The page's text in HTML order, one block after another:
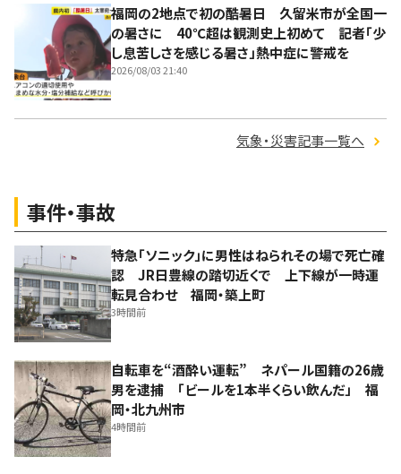
福岡の2地点で初の酷暑日 久留米市が全国一
の暑さに 40℃超は観測史上初めて 記者「少
し息苦しさを感じる暑さ」熱中症に警戒を
2026/08/03 21:40
気象・災害記事一覧へ
事件・事故
特急「ソニック」に男性はねられその場で死亡確
認 JR日豊線の踏切近くで 上下線が一時運
転見合わせ 福岡・築上町
3時間前
自転車を“酒酔い運転” ネパール国籍の26歳
男を逮捕 「ビールを1本半くらい飲んだ」 福
岡・北九州市
4時間前